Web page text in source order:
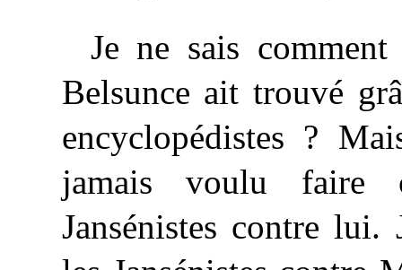
Je ne sais
Belsunce ait trouvé
encyclopédistes ?
jamais voulu faire
Jansénistes contre